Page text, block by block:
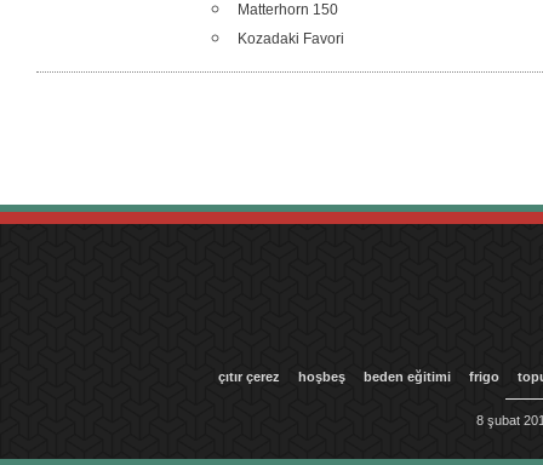
Matterhorn 150
Kozadaki Favori
çıtır çerez hoşbeş beden eğitimi frigo
8 şubat